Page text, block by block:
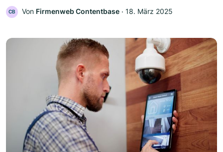
CB Von Firmenweb Contentbase ‧ 18. März 2025